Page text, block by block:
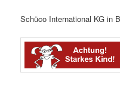
Schüco International KG in